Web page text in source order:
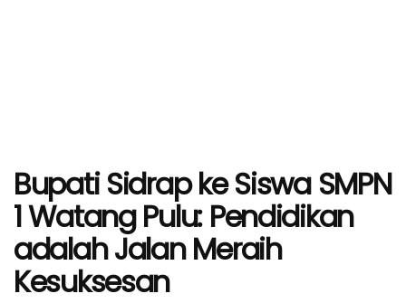
Bupati Sidrap ke Siswa SMPN
1 Watang Pulu: Pendidikan
adalah Jalan Meraih
Kesuksesan